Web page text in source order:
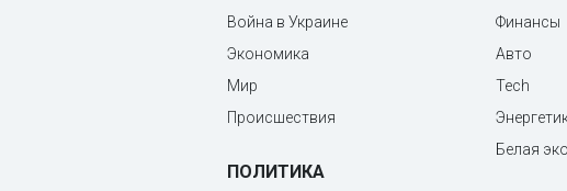
Война в Украине
Экономика
Мир
Происшествия
ПОЛИТИКА
Финансы
Авто
Tech
Белая